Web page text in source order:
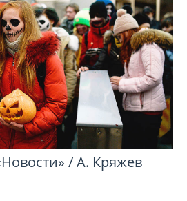
/ А. Кряжев